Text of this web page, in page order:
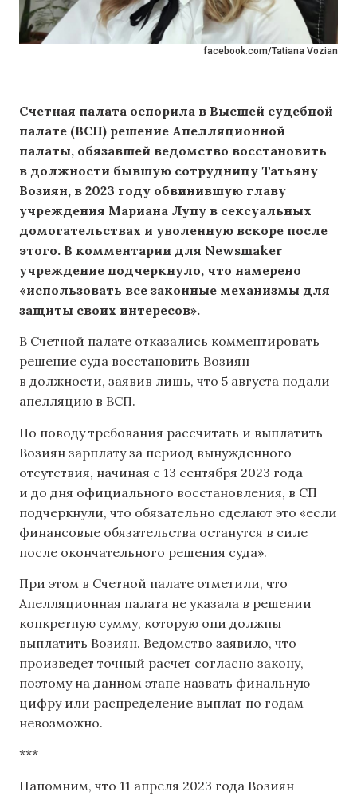
facebook.com/Tatiana Vozian
Счетная палата оспорила в Высшей судебной
палате (ВСП) решение Апелляционной
палаты, обязавшей ведомство восстановить
в должности бывшую сотрудницу Татьяну
Возиян, в 2023 году обвинившую главу
учреждения Мариана Лупу в сексуальных
домогательствах и уволенную вскоре после
этого. В комментарии для Newsmaker
учреждение подчеркнуло, что намерено
«использовать все законные механизмы для
защиты своих интересов».
В Счетной палате отказались комментировать
решение суда восстановить Возиян
в должности, заявив лишь, что 5 августа подали
апелляцию в ВСП.
По поводу требования рассчитать и выплатить
Возиян зарплату за период вынужденного
отсутствия, начиная с 13 сентября 2023 года
и до дня официального восстановления, в СП
подчеркнули, что обязательно сделают это «если
финансовые обязательства останутся в силе
после окончательного решения суда».
При этом в Счетной палате отметили, что
Апелляционная палата не указала в решении
конкретную сумму, которую они должны
выплатить Возиян. Ведомство заявило, что
произведет точный расчет согласно закону,
поэтому на данном этапе назвать финальную
цифру или распределение выплат по годам
невозможно.
***
Напомним, что 11 апреля 2023 года Возиян